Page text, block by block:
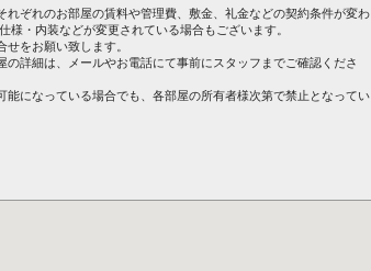
ぞれのお部屋の賃料や管理費、敷金、礼金などの契約条件が変わ
・内装などが変更されている場合もございます。
をお願い致します。
詳細は、メールやお電話にて事前にスタッフまでご確認くださ
になっている場合でも、各部屋の所有者様次第で禁止となってい